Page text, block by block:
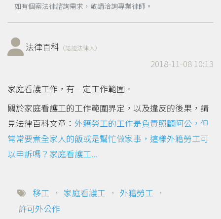
如有個案法律諮詢需求，敬請洽詢專業律師。
法律百科 （認證法律人）
2018-11-08 10:13
家庭看護工作，有一定工作範圍。
關於家庭看護工的工作範圍界定，以及違反的後果，請
見法律百科文章： 外籍勞工的工作是負責照顧阿公，但
常常要煮全家人的飯或是幫忙做家事，這樣外籍勞工可
以申訴嗎？家庭看護工...
移工 ， 家庭看護工 ， 外籍勞工 ，
許可外公作